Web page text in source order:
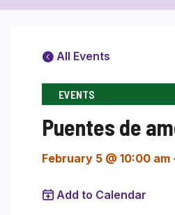
All Events
EVENTS
Puentes de
February 5 @ 10:00 am
Add to Calendar